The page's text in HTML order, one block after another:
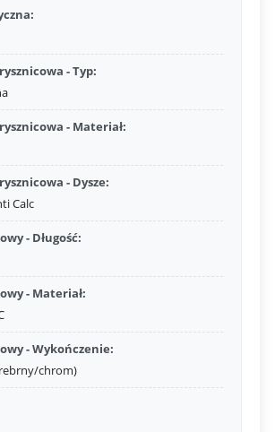
- Typ:
- Materiał:
- Dysze:
Calc
- Długość:
- Materiał:
- Wykończenie:
chrom)